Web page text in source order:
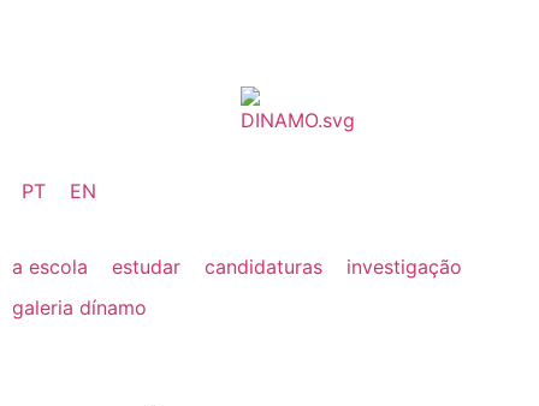
PT EN
a escola estudar candidaturas
investigação
galeria dínamo